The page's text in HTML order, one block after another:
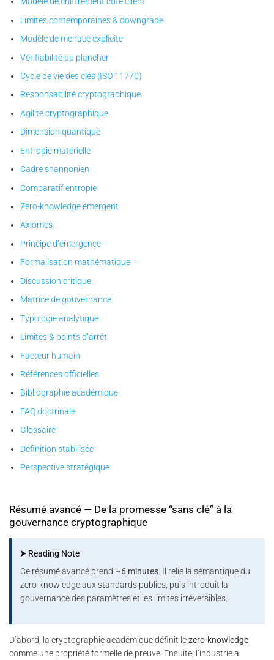
Limites contemporaines & downgrade
Modèle de menace explicite
Vérifiabilité du plancher
Cycle de vie des clés (ISO 11770)
Responsabilité cryptographique
Agilité cryptographique
Dimension quantique
Entropie matérielle
Cadre shannonien
Comparatif entropie
Zero-knowledge émergent
Axiomes
Principe d’émergence
Formalisation mathématique
Discussion critique
Matrice de gouvernance
Typologie analytique
Limites & points d’arrêt
Facteur humain
Références officielles
Bibliographie académique
FAQ doctrinale
Glossaire
Définition stabilisée
Perspective stratégique
Résumé avancé — De la promesse “sans clé” à la
gouvernance cryptographique
⮞ Reading Note
Ce résumé avancé prend ~6 minutes . Il relie la sémantique du
zero-knowledge aux standards publics, puis introduit la
gouvernance des paramètres et les limites irréversibles.
D’abord, la cryptographie académique définit lezero-knowledge
comme une propriété formelle de preuve. Ensuite, l’industrie a